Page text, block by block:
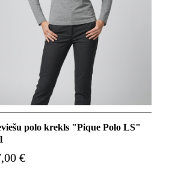
polo krekls "Pique Polo LS"
€